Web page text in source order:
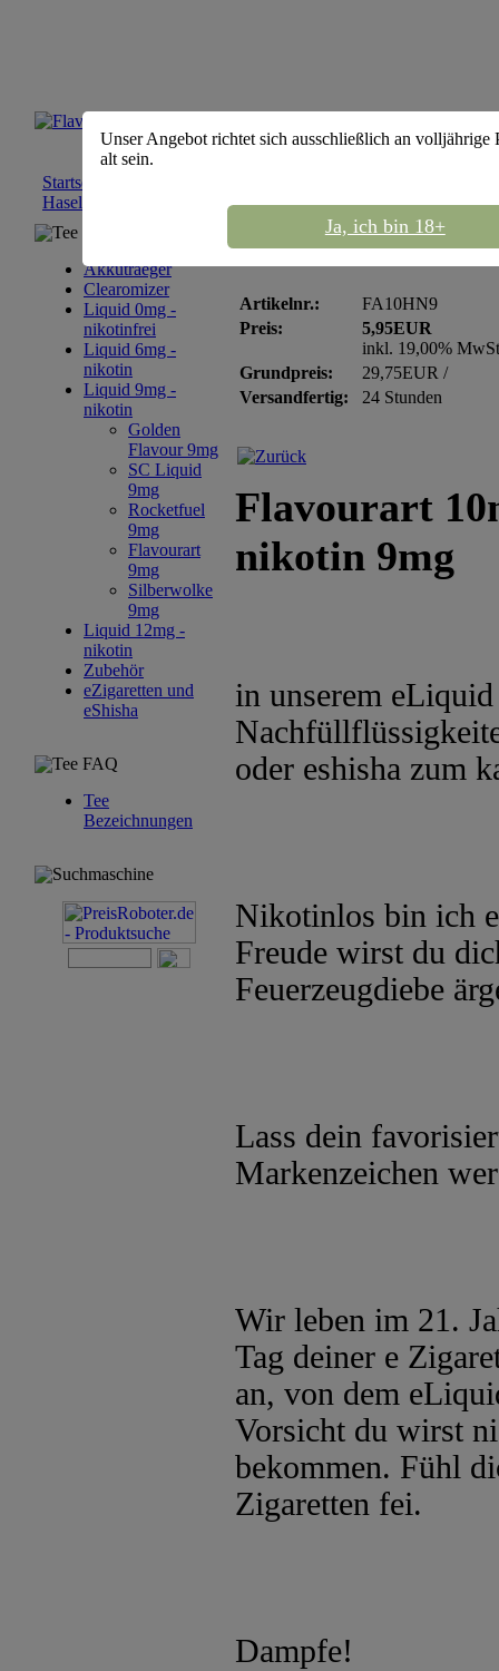
Startseite
Haselnuss - nikotin 9mg
Tee Sortiment
Akkutraeger
Clearomizer
Liquid 0mg -
nikotinfrei
Liquid 6mg -
nikotin
Liquid 9mg -
nikotin
Golden
Flavour 9mg
SC Liquid
9mg
Rocketfuel
9mg
Flavourart
9mg
Silberwolke
9mg
Liquid 12mg -
nikotin
Zubehör
eZigaretten und
eShisha
Tee FAQ
Tee
Bezeichnungen
Suchmaschine
Flavourart 10ml
Artikelnr.:
FA10HN9
Preis:
5,95EUR
inkl. 19,00%
Grundpreis:
29,75EUR /
Versandfertig:
24 Stunden
Flavourart
nikotin 9mg
in unserem
oder eshisha zum
Nikotinlos bin ich
Freude wirst du
Feuerzeugdiebe
Lass dein
Markenzeichen
Wir leben im 21.
Tag deiner e
an, von dem
Vorsicht du wirst
bekommen. Fühl
Zigaretten fei.
Dampfe!
Unser Angebot richtet sich ausschließlich an volljährige
alt sein.
Ja, ich bin 18+